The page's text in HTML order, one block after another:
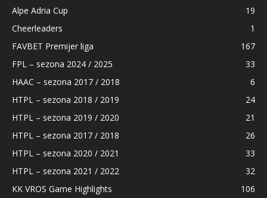
Alpe Adria Cup
19
Cheerleaders
1
FAVBET Premijer liga
167
FPL – sezona 2024 / 2025
33
HAAC – sezona 2017 / 2018
6
HTPL – sezona 2018 / 2019
24
HTPL – sezona 2019 / 2020
21
HTPL – sezona 2017 / 2018
26
HTPL – sezona 2020 / 2021
33
HTPL – sezona 2021 / 2022
32
KK VROS Game Highlights
106